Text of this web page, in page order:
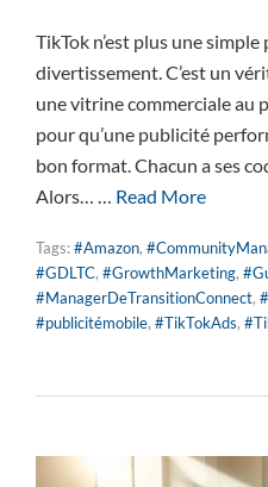
TikTok n’est plus une
divertissement. C’est un
une vitrine commerciale au
pour qu’une publicité
bon format. Chacun a ses
Alors… … Read More
Tags:#Amazon,
#GDLTC, #GrowthMarketing,
#ManagerDeTransitionConnect,
#publicitémobile, #TikTokAds,